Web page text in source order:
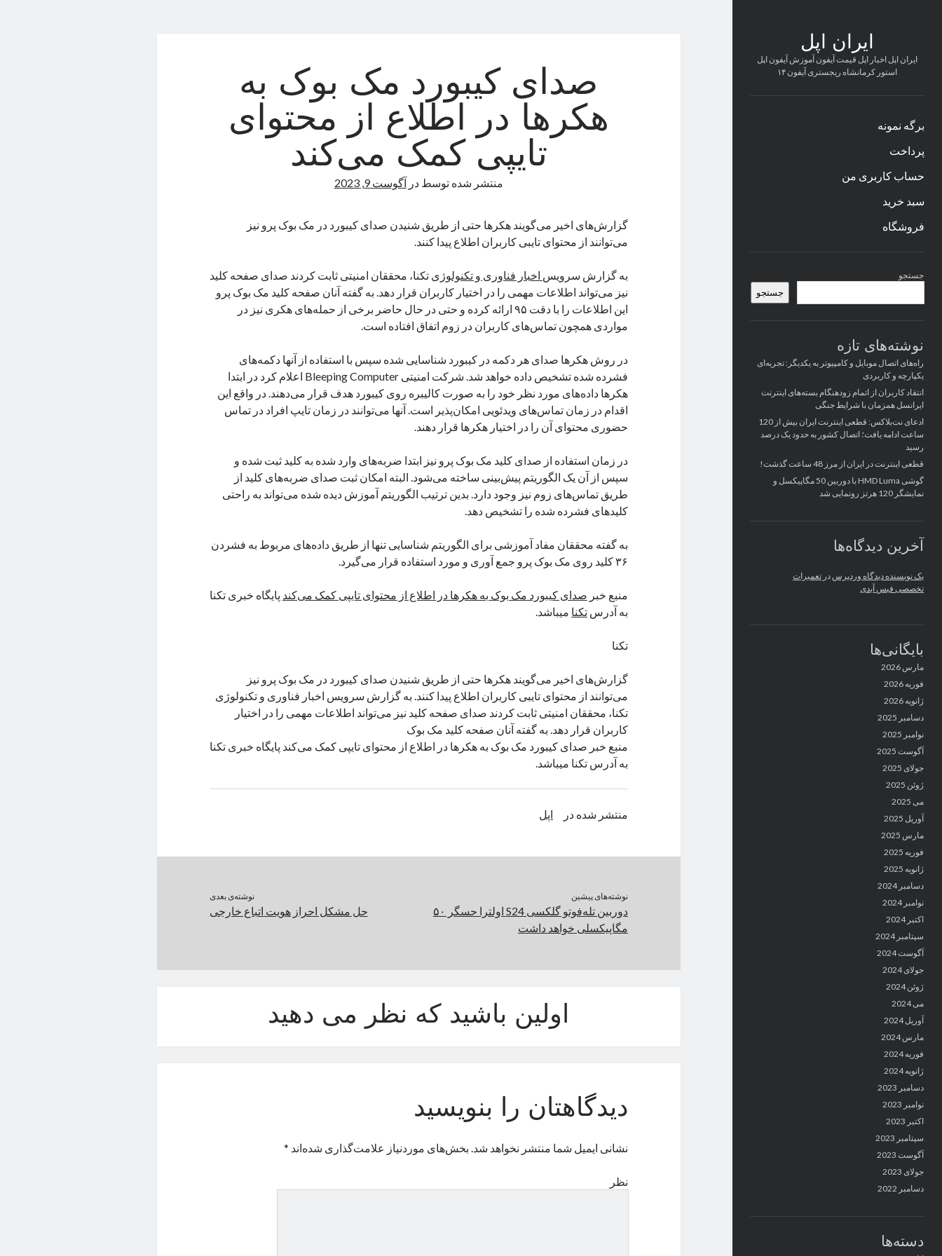
ایران اپل
ایران اپل اخبار اپل قیمت آیفون آموزش آیفون اپل
استور کرمانشاه ریجستری آیفون ۱۴
برگه نمونه
پرداخت
حساب کاربری من
سبد خرید
فروشگاه
کناری
جستجو
جستجو
نوشته‌های تازه
راه‌های اتصال موبایل و کامپیوتر به یکدیگر: تجربه‌ای
یکپارچه و کاربردی
انتقاد کاربران از اتمام زودهنگام بسته‌های اینترنت
ایرانسل همزمان با شرایط جنگی
ادعای نت‌بلاکس: قطعی اینترنت ایران بیش از 120
ساعت ادامه یافت؛ اتصال کشور به حدود یک درصد
رسید
قطعی اینترنت در ایران از مرز 48 ساعت گذشت!
گوشی HMD Luma با دوربین 50 مگاپیکسل و
نمایشگر 120 هرتز رونمایی شد
آخرین دیدگاه‌ها
یک نویسنده دیدگاه وردپرس در تعمیرات
تخصصی فیس آیدی
بایگانی‌ها
مارس 2026
فوریه 2026
ژانویه 2026
دسامبر 2025
نوامبر 2025
آگوست 2025
جولای 2025
ژوئن 2025
می 2025
آوریل 2025
مارس 2025
فوریه 2025
ژانویه 2025
دسامبر 2024
نوامبر 2024
اکتبر 2024
سپتامبر 2024
آگوست 2024
جولای 2024
ژوئن 2024
می 2024
آوریل 2024
مارس 2024
فوریه 2024
ژانویه 2024
دسامبر 2023
نوامبر 2023
اکتبر 2023
سپتامبر 2023
آگوست 2023
جولای 2023
دسامبر 2022
دسته‌ها
صدای کیبورد مک بوک به
هکرها در اطلاع از محتوای
تایپی کمک می‌کند
منتشر شده توسطدرآگوست 9, 2023
گزارش‌های اخیر می‌گویند هکرها حتی از طریق شنیدن صدای کیبورد در مک بوک پرو نیز
می‌توانند از محتوای تایبی کاربران اطلاع پیدا کنند.
به گزارش سرویس اخبار فناوری و تکنولوژی تکنا، محققان امنیتی ثابت کردند صدای صفحه کلید
نیز می‌تواند اطلاعات مهمی را در اختیار کاربران قرار دهد. به گفته آنان صفحه کلید مک بوک پرو
این اطلاعات را با دقت ۹۵ ارائه کرده و حتی در حال حاضر برخی از حمله‌های هکری نیز در
مواردی همچون تماس‌های کاربران در زوم اتفاق افتاده است.
در روش هکرها صدای هر دکمه در کیبورد شناسایی شده سپس با استفاده از آنها دکمه‌های
فشرده شده تشخیص داده خواهد شد. شرکت امنیتی Bleeping Computer اعلام کرد در ابتدا
هکرها داده‌های مورد نظر خود را به صورت کالیبره روی کیبورد هدف قرار می‌دهند. در واقع این
اقدام در زمان تماس‌های ویدئویی امکان‌پذیر است. آنها می‌توانند در زمان تایپ افراد در تماس
حضوری محتوای آن را در اختیار هکرها قرار دهند.
در زمان استفاده از صدای کلید مک بوک پرو نیز ابتدا ضربه‌های وارد شده به کلید ثبت شده و
سپس از آن یک الگوریتم پیش‌بینی ساخته می‌شود. البته امکان ثبت صدای ضربه‌های کلید از
طریق تماس‌های زوم نیز وجود دارد. بدین ترتیب الگوریتم آموزش دیده شده می‌تواند به راحتی
کلیدهای فشرده شده را تشخیص دهد.
به گفته محققان مفاد آموزشی برای الگوریتم شناسایی تنها از طریق داده‌های مربوط به فشردن
۳۶ کلید روی مک بوک پرو جمع آوری و مورد استفاده قرار می‌گیرد.
منبع خبر صدای کیبورد مک بوک به هکرها در اطلاع از محتوای تایپی کمک می‌کند پایگاه خبری تکنا
به آدرستکنا میباشد.
تکنا
گزارش‌های اخیر می‌گویند هکرها حتی از طریق شنیدن صدای کیبورد در مک بوک پرو نیز
می‌توانند از محتوای تایبی کاربران اطلاع پیدا کنند. به گزارش سرویس اخبار فناوری و تکنولوژی
تکنا، محققان امنیتی ثابت کردند صدای صفحه کلید نیز می‌تواند اطلاعات مهمی را در اختیار
کاربران قرار دهد. به گفته آنان صفحه کلید مک بوک
منبع خبر صدای کیبورد مک بوک به هکرها در اطلاع از محتوای تایپی کمک می‌کند پایگاه خبری تکنا
به آدرس تکنا میباشد.
منتشر شده در اپل
نوشته‌های پیشین
دوربین تله‌فوتو گلکسی S24 اولترا حسگر ۵۰
مگاپیکسلی خواهد داشت
نوشته‌ی بعدی
حل مشکل احراز هویت اتباع خارجی
اولین باشید که نظر می دهید
دیدگاهتان را بنویسید
نشانی ایمیل شما منتشر نخواهد شد. بخش‌های موردنیاز علامت‌گذاری شده‌اند *
نظر